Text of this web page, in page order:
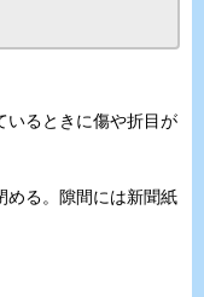
いるときに傷や折目が
める。隙間には新聞紙